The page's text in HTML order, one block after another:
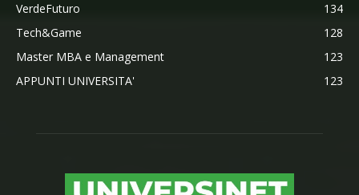
VerdeFuturo
134
Tech&Game
128
Master MBA e Management
123
APPUNTI UNIVERSITA'
123